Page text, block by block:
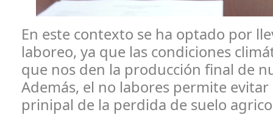
En este contexto se ha optado por
laboreo, ya que las condiciones
que nos den la producción final de
Además, el no labores permite
prinipal de la perdida de suelo